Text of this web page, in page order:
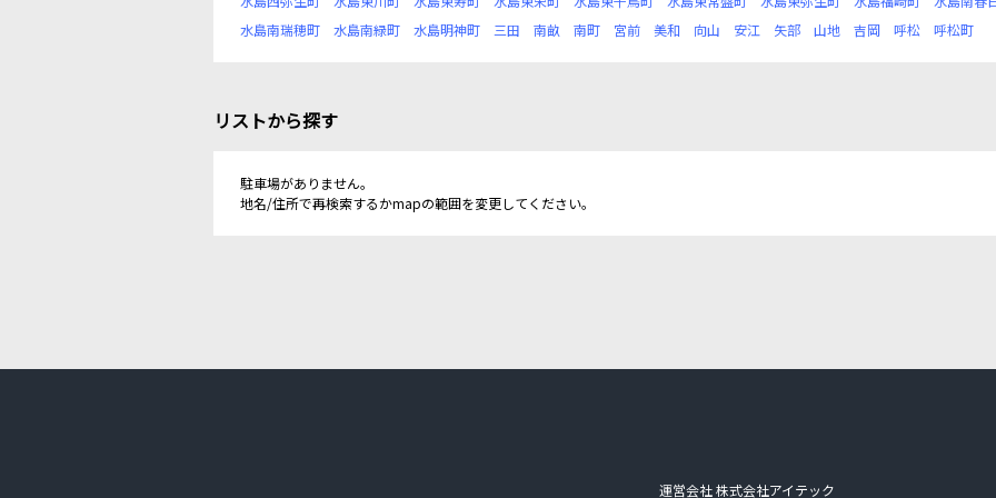
水島南瑞穂町
水島南緑町 水島明神町 三田 南畝 南町 宮前 美和 向山 安江 矢部 山地 吉岡 呼松 呼松町
リストから探す
駐車場がありません。
地名/住所で再検索するかmapの範囲を変更してください。
運営会社 株式会社アイテック